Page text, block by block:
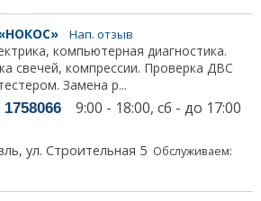
Нап. отзыв
компьютерная диагностика.
свечей, компрессии. Проверка ДВС
Замена р...
1758066 9:00 - 18:00, сб - до 17:00
ул. Строительная 5 Обслуживаем: